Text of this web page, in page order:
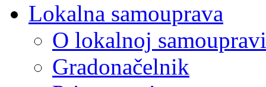
Lokalna samouprava
O lokalnoj samoupravi
Gradonačelnik